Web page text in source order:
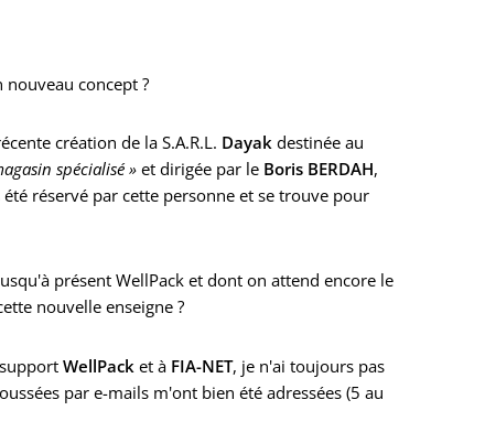
concept ?
création de la S.A.R.L. Dayak destinée au
spécialisé » et dirigée par le Boris BERDAH,
réservé par cette personne et se trouve pour
présent WellPack et dont on attend encore le
nouvelle enseigne ?
supportWellPack et à FIA-NET, je n'ai toujours pas
par e-mails m'ont bien été adressées (5 au